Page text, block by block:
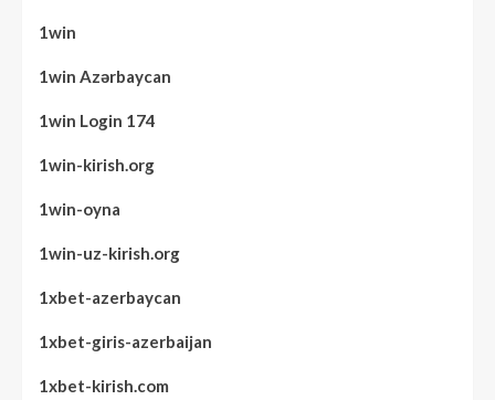
1win
1win Azərbaycan
1win Login 174
1win-kirish.org
1win-oyna
1win-uz-kirish.org
1xbet-azerbaycan
1xbet-giris-azerbaijan
1xbet-kirish.com